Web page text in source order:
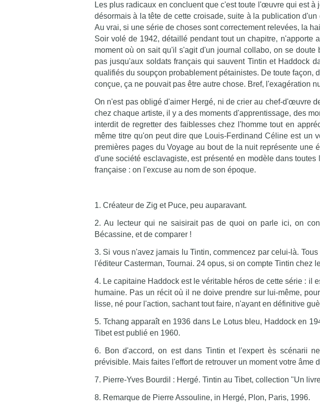
Les plus radicaux en concluent que c'est toute l'œuvre qui est à
désormais à la tête de cette croisade, suite à la publication
Au vrai, si une série de choses sont correctement relevées, la
Soir volé de 1942, détaillé pendant tout un chapitre, n'apporte
moment où on sait qu'il s'agit d'un journal collabo, on se
pas jusqu'aux soldats français qui sauvent Tintin et Haddock
qualifiés du soupçon probablement pétainistes. De toute façon,
conçue, ça ne pouvait pas être autre chose. Bref, l'exagération
On n'est pas obligé d'aimer Hergé, ni de crier au chef-d'œuvre
chez chaque artiste, il y a des moments d'apprentissage, des
interdit de regretter des faiblesses chez l'homme tout en
même titre qu'on peut dire que Louis-Ferdinand Céline est un
premières pages du Voyage au bout de la nuit représente une
d'une société esclavagiste, est présenté en modèle dans
française : on l'excuse au nom de son époque.
1. Créateur de Zig et Puce, peu auparavant.
2. Au lecteur qui ne saisirait pas de quoi on parle ici, on
Bécassine, et de comparer !
3. Si vous n'avez jamais lu Tintin, commencez par celui-là.
l'éditeur Casterman, Tournai. 24 opus, si on compte Tintin chez
4. Le capitaine Haddock est le véritable héros de cette série : il
humaine. Pas un récit où il ne doive prendre sur lui-même,
lisse, né pour l'action, sachant tout faire, n'ayant en définitive
5. Tchang apparaît en 1936 dans Le Lotus bleu, Haddock en
Tibet est publié en 1960.
6. Bon d'accord, on est dans Tintin et l'expert ès scénarii
prévisible. Mais faites l'effort de retrouver un moment votre âme
7. Pierre-Yves Bourdil : Hergé. Tintin au Tibet, collection "Un
8. Remarque de Pierre Assouline, in Hergé, Plon, Paris, 1996.